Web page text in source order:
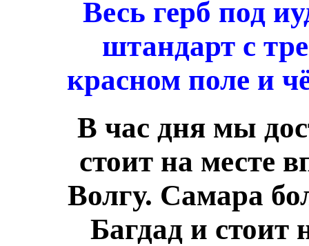
Весь герб под
штандарт с
красном поле и
В час дня мы
стоит на месте
Волгу. Самара
Багдад и стоит